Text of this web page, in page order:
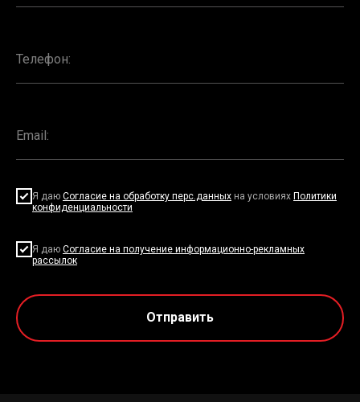
Я даю Согласие на обработку перс.данных на условиях Политики
конфиденциальности
Я даю Согласие на получение информационно-рекламных
рассылок
Отправить